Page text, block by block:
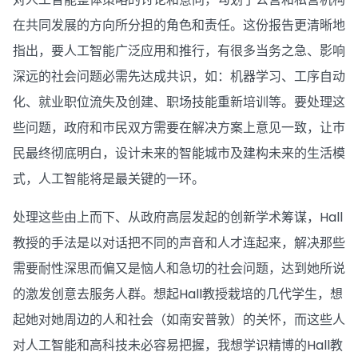
在共同发展的方向所分担的角色和责任。这份报告更清晰地
指出，要人工智能广泛应用和推行，有很多当务之急、影响
深远的社会问题必需先达成共识，如：机器学习、工序自动
化、就业职位流失及创建、职场技能重新培训等。要处理这
些问题，政府和巿民双方需要在解决方案上意见一致，让巿
民最终彻底明白，设计未来的智能城市及建构未来的生活模
式，人工智能将是最关键的一环。
处理这些由上而下、从政府高层发起的创新学术筹谋，Hall
教授的手法是以对话把不同的声音和人才连起来，解决那些
需要耐性深思而偏又是恼人和急切的社会问题，达到她所说
的激发创意去服务人群。想起Hall教授栽培的几代学生，想
起她对她周边的人和社会（如南安普敦）的关怀，而这些人
对人工智能和高科技未必容易把握，我想学识精博的Hall教